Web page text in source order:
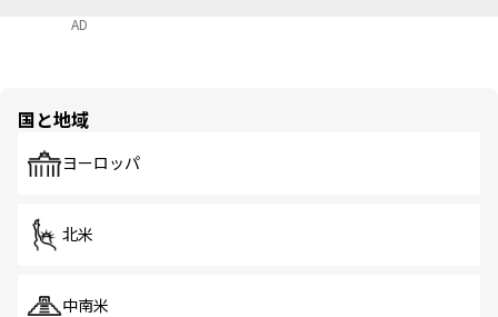
AD
国と地域
ヨーロッパ
北米
中南米